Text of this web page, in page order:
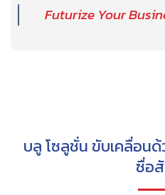
Futurize Your
บลู โซลูชั่น ขับเคลื่อน
ซื่อ